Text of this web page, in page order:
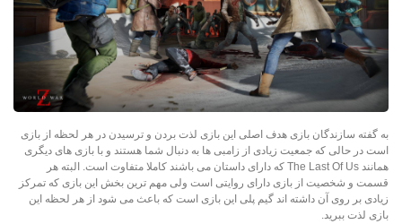
به گفته سازندگان بازی هدف اصلی این بازی لذت بردن و ترسیدن در هر لحظه از بازی
است در حالی که جمعیت زیادی از زامبی ها به دنبال شما هستند و با بازی های دیگری
همانند The Last Of Us که دارای داستان می باشند کاملا متفاوت است. البته هر
قسمت و شخصیت از بازی دارای روایتی است ولی مهم ترین بخش این بازی که تمرکز
زیادی بر روی آن داشته ­اند گیم پلی این بازی است که باعث می شود از هر لحظه این
بازی لذت ببرید.